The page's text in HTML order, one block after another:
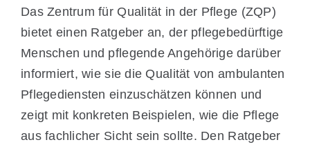
Das Zentrum für Qualität in der Pflege (ZQP)
bietet einen Ratgeber an, der pflegebedürftige
Menschen und pflegende Angehörige darüber
informiert, wie sie die Qualität von ambulanten
Pflegediensten einzuschätzen können und
zeigt mit konkreten Beispielen, wie die Pflege
aus fachlicher Sicht sein sollte. Den Ratgeber